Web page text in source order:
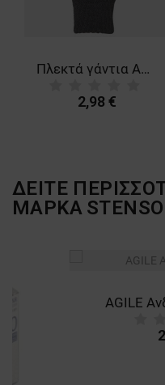
Πλεκτά γάντια ARCTICA LADY BLACK
2,98 €
ΔΕΙΤΕ
ΜΑΡΚΑ STENSO
AGILE
ΜΗ